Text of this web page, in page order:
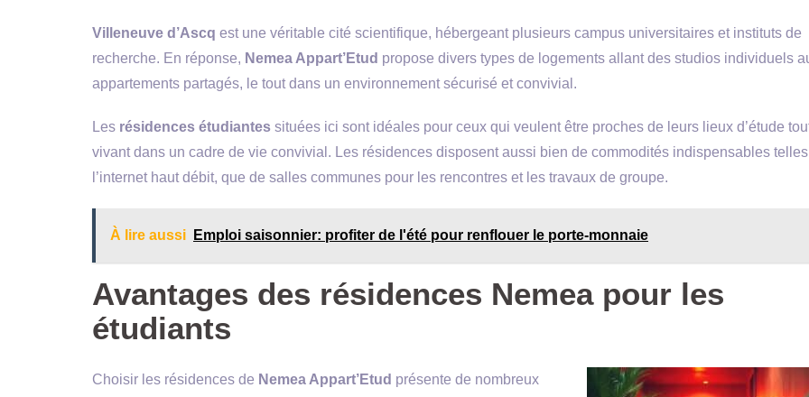
Villeneuve d’Ascq est une véritable cité scientifique, hébergeant plusieurs campus universitaires et instituts de
recherche. En réponse, Nemea Appart’Etud propose divers types de logements allant des studios individuels
appartements partagés, le tout dans un environnement sécurisé et convivial.
Les résidences étudiantes situées ici sont idéales pour ceux qui veulent être proches de leurs lieux d’étude
vivant dans un cadre de vie convivial. Les résidences disposent aussi bien de commodités indispensables
l’internet haut débit, que de salles communes pour les rencontres et les travaux de groupe.
À lire aussi Emploi saisonnier: profiter de l'été pour renflouer le porte-monnaie
Avantages des résidences Nemea pour les
étudiants
Choisir les résidences de Nemea Appart’Etud présente de nombreux